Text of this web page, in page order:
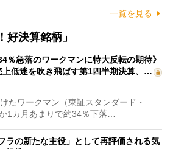
一覧を見る
好決算銘柄」
％急落のワークマンに特大反転の期待》
上低迷を吹き飛ばす第1四半期決算、…
たワークマン（東証スタンダード・
1カ月あまりで約34％下落…
ラの新たな主役」として再評価される気